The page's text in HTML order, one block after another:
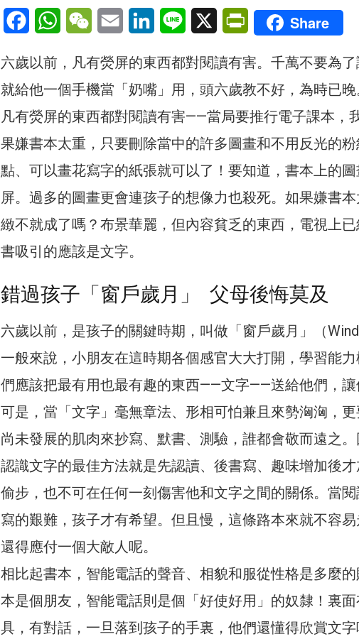
FacebookWhatsAppWeChatEmail LinkedInLine X PrintFriendly
Share
六歲以前，凡有熒屏的東西都對閱讀有害。千萬不要為
就給他一個手機當「奶嘴」用，頭六歲教不好，為時已晚
凡有熒屏的東西都對閱讀有害——當局要推行電子課本，
果嫌書本太重，只要刪除當中的許多圖畫和不用反光的
點、可以畫花寫字的紙張就可以了！要知道，書本上的
屏。過多的圖畫更會連孩子的想像力也殺死。如果嫌書
緻不就成了嗎？布景華麗，但內容貧乏的東西，電視上
書吸引的應該是文字。
錯過孩子「窗戶歲月」 父母後悔莫及
六歲以前，是孩子的關鍵時期，叫做「窗戶歲月」（
一般來說，小朋友在這時期各個感官大大打開，學習能
們應該把最有用也最有趣的東西——文字——送給他們，讓
可是，當「文字」毫無章法、形相可怕兼且來勢洶洶，
尚未發展的肌肉來抄寫、默書、測驗，誰都會敬而遠之
認識文字的最佳方法就是先認讀、後書寫、趣味增加後
偷步，也不可在任何一刻傷害他和文字之間的關係。當
寫的艱難，孩子才有希望。但且慢，這條路本來就不容
還得應付一個大敵人呢。
相比起書本，智能電話的聲音、相貌和服從性格是多麼
本是個朋友，智能電話則是個「好使好用」的奴隸！裏
具，有對話，一旦落到孩子的手裏，他們還懂得欣賞文字